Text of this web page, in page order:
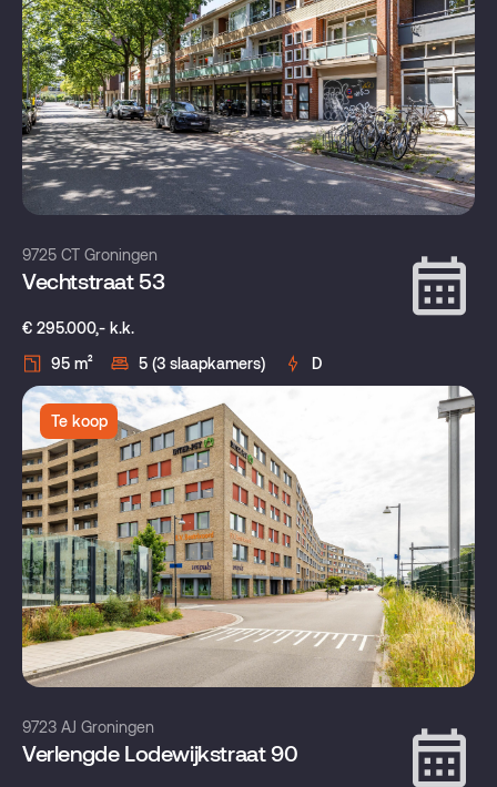
9725 CT Groningen
Vechtstraat 53
€ 295.000,- k.k.
95 m²
5 (3 slaapkamers) D
Te koop
9723 AJ Groningen
Verlengde Lodewijkstraat 90